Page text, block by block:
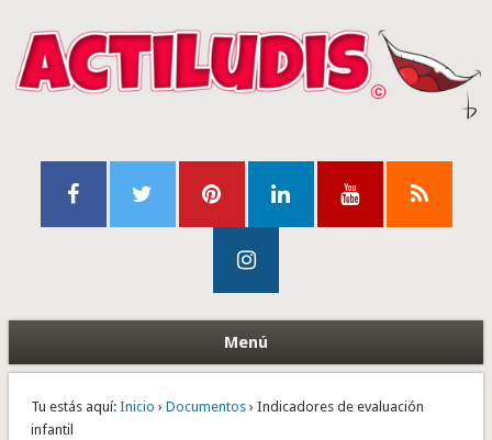
Menú
Tu estás aquí: Inicio › Documentos› Indicadores de evaluación
infantil